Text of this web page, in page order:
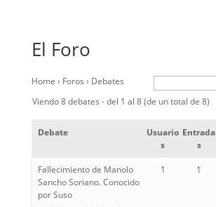
El Foro
Home › Foros › Debates
Viendo 8 debates - del 1 al 8 (de un total de 8)
Debate
Usuario
s
Entrada
s
Fallecimiento de Manolo
Sancho Soriano. Conocido
por Suso
1 1